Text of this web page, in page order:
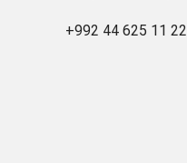
+992 44 625 11 22